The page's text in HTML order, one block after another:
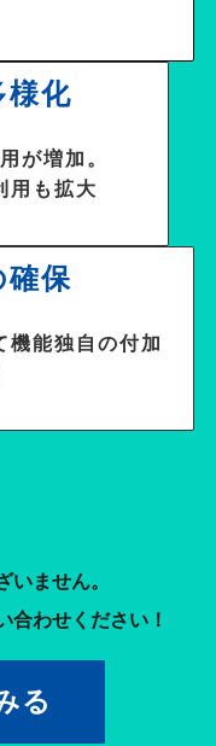
様化
が増加。
用も拡大
確保
機能独自の付加
いません。
合わせください！
る